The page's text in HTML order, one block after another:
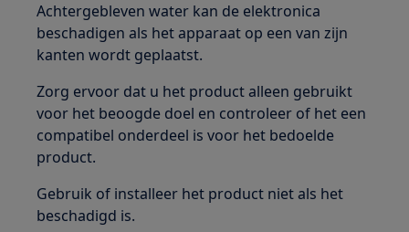
Achtergebleven water kan de elektronica
beschadigen als het apparaat op een van zijn
kanten wordt geplaatst.
Zorg ervoor dat u het product alleen gebruikt
voor het beoogde doel en controleer of het een
compatibel onderdeel is voor het bedoelde
product.
Gebruik of installeer het product niet als het
beschadigd is.